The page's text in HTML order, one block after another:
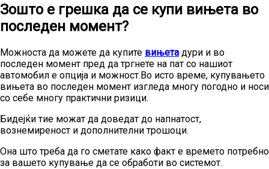
Зошто е грешка да се купи вињета во
последен момент?
Можноста да можете да купите вињета дури и во
последен момент пред да тргнете на пат со нашиот
автомобил е опција и можност.Во исто време, купувањето
вињета во последен момент изгледа многу погодно и носи
со себе многу практични ризици.
Бидејќи тие можат да доведат до напнатост,
вознемиреност и дополнителни трошоци.
Она што треба да го сметате како факт е времето потребно
за вашето купување да се обработи во системот.